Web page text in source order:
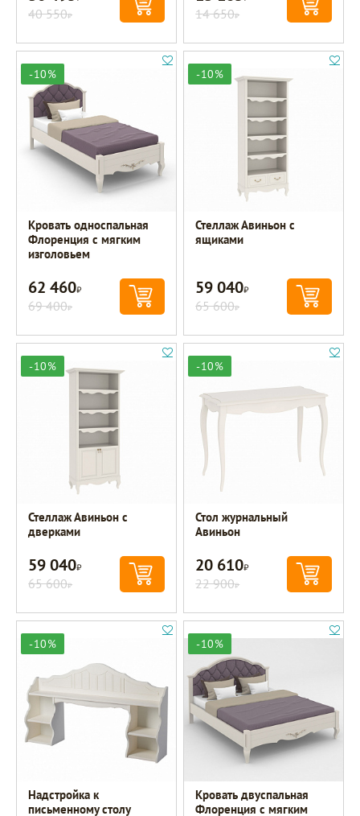
40 550Р 14 650Р
-10%
Кровать односпальная
Флоренция с мягким
изголовьем
62 460Р
69 400Р
-10%
Стеллаж Авиньон с
ящиками
59 040Р
65 600Р
-10%
Стеллаж Авиньон с
дверками
59 040Р
65 600Р
-10%
Стол журнальный
Авиньон
20 610Р
22 900Р
-10%
Надстройка к
письменному столу
-10%
Кровать двуспальная
Флоренция с мягким